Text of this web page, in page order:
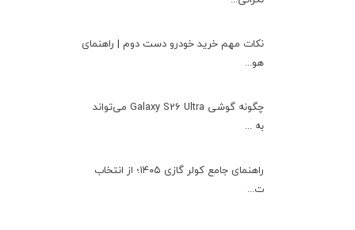
نکات مهم خرید خودرو دست دوم | راهنمای
هو...
چگونه گوشی Galaxy S26 Ultra می‌تواند
به ...
راهنمای جامع کولر گازی ۱۴۰۵؛ از انتخاب
ت...